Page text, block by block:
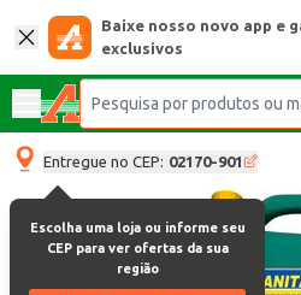
Baixe nosso novo app e
exclusivos
Entregue no CEP: 02170-901
Escolha uma loja ou informe seu
CEP para ver ofertas da sua
região